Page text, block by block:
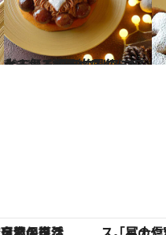
2021.11.12
大人気！ 栗のクリスマスケーキ3選 予約スタートしているのでお早めに！
グルメ